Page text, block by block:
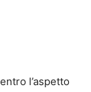
l’aspetto